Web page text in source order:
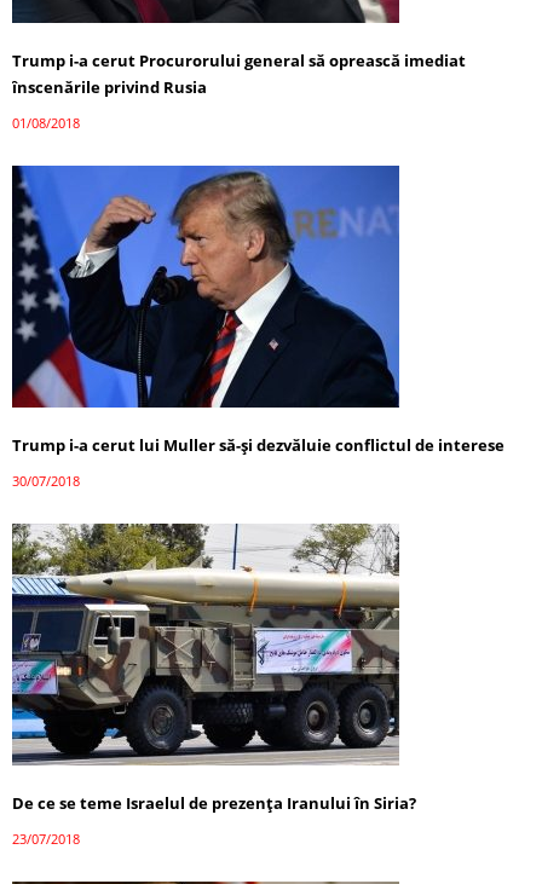
Trump i-a cerut Procurorului general să oprească imediat
înscenările privind Rusia
01/08/2018
Trump i-a cerut lui Muller să-și dezvăluie conflictul de interese
30/07/2018
De ce se teme Israelul de prezența Iranului în Siria?
23/07/2018